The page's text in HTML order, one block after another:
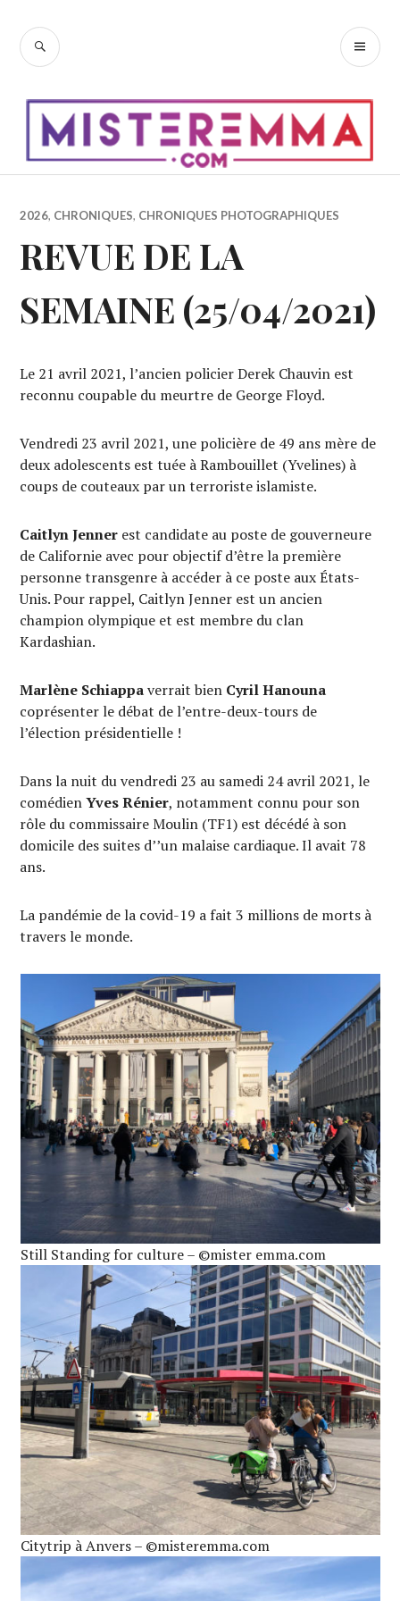
contenu
RECHERCHE
2026, CHRONIQUES, CHRONIQUES PHOTOGRAPHIQUES
REVUE DE LA
SEMAINE (25/04/2021)
Le 21 avril 2021, l’ancien policier Derek Chauvin est
reconnu coupable du meurtre de George Floyd.
Vendredi 23 avril 2021, une policière de 49 ans mère de
deux adolescents est tuée à Rambouillet (Yvelines) à
coups de couteaux par un terroriste islamiste.
Caitlyn Jenner est candidate au poste de gouverneure
de Californie avec pour objectif d’être la première
personne transgenre à accéder à ce poste aux États-
Unis. Pour rappel, Caitlyn Jenner est un ancien
champion olympique et est membre du clan
Kardashian.
Marlène Schiappaverrait bien Cyril Hanouna
coprésenter le débat de l’entre-deux-tours de
l’élection présidentielle !
Dans la nuit du vendredi 23 au samedi 24 avril 2021, le
comédienYves Rénier, notamment connu pour son
rôle du commissaire Moulin (TF1) est décédé à son
domicile des suites d’’un malaise cardiaque. Il avait 78
ans.
La pandémie de la covid-19 a fait 3 millions de morts à
travers le monde.
Still Standing for culture – ©mister emma.com
Citytrip à Anvers – ©misteremma.com